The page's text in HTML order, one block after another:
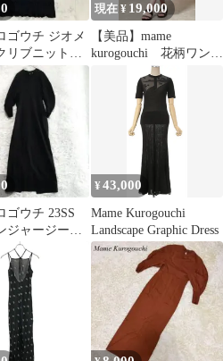
ゴウチ ジオメ
リブニットワ
ブラック 1 半
現在 ¥ 19,000
【美品】mame
kurogouchi 花柄ワンピ
ゴウチ 23SS
ジャージード
ュームスリー
¥43,000
Mame Kurogouchi
Landscape Graphic Dress